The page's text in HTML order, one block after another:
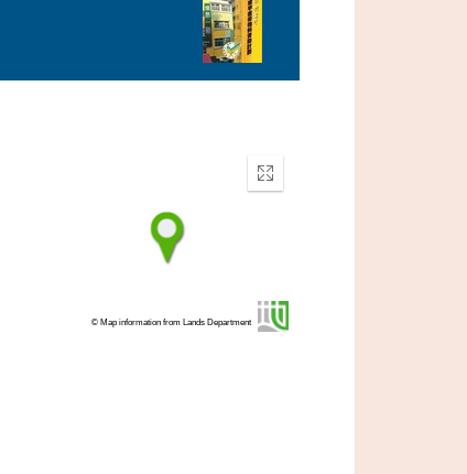
Enter
fullscreen
© Map information from Lands Department